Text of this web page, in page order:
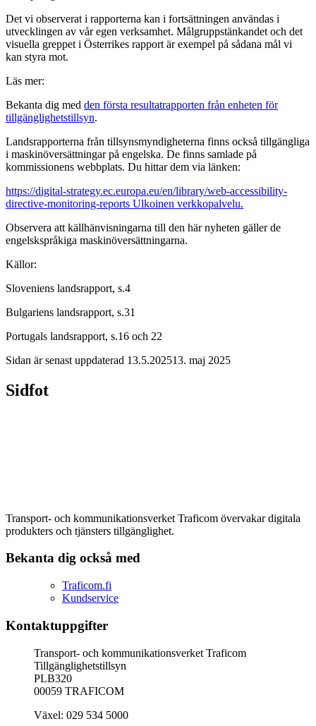
Det vi observerat i rapporterna kan i fortsättningen användas i
utvecklingen av vår egen verksamhet. Målgruppstänkandet och det
visuella greppet i Österrikes rapport är exempel på sådana mål vi
kan styra mot.
Läs mer:
Bekanta dig med den första resultatrapporten från enheten för
tillgänglighetstillsyn.
Landsrapporterna från tillsynsmyndigheterna finns också tillgängliga
i maskinöversättningar på engelska. De finns samlade på
kommissionens webbplats. Du hittar dem via länken:
https://digital-strategy.ec.europa.eu/en/library/web-accessibility-
directive-monitoring-reports Ulkoinen verkkopalvelu.
Observera att källhänvisningarna till den här nyheten gäller de
engelskspråkiga maskinöversättningarna.
Källor:
Sloveniens landsrapport, s.4
Bulgariens landsrapport, s.31
Portugals landsrapport, s.16 och 22
Sidan är senast uppdaterad 13.5.202513. maj 2025
Sidfot
Transport- och kommunikationsverket Traficom övervakar digitala
produkters och tjänsters tillgänglighet.
Bekanta dig också med
Traficom.fi
Kundservice
Kontaktuppgifter
Transport- och kommunikationsverket Traficom
Tillgänglighetstillsyn
PLB320
00059 TRAFICOM
Växel: 029 534 5000